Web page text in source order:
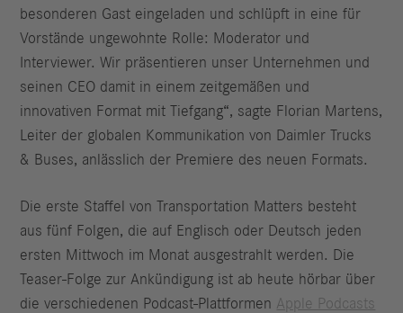
besonderen Gast eingeladen und schlüpft in eine für
Vorstände ungewohnte Rolle: Moderator und
Interviewer. Wir präsentieren unser Unternehmen und
seinen CEO damit in einem zeitgemäßen und
innovativen Format mit Tiefgang“, sagte Florian Martens,
Leiter der globalen Kommunikation von Daimler Trucks
& Buses, anlässlich der Premiere des neuen Formats.
Die erste Staffel von Transportation Matters besteht
aus fünf Folgen, die auf Englisch oder Deutsch jeden
ersten Mittwoch im Monat ausgestrahlt werden. Die
Teaser-Folge zur Ankündigung ist ab heute hörbar über
die verschiedenen Podcast-Plattformen Apple Podcasts